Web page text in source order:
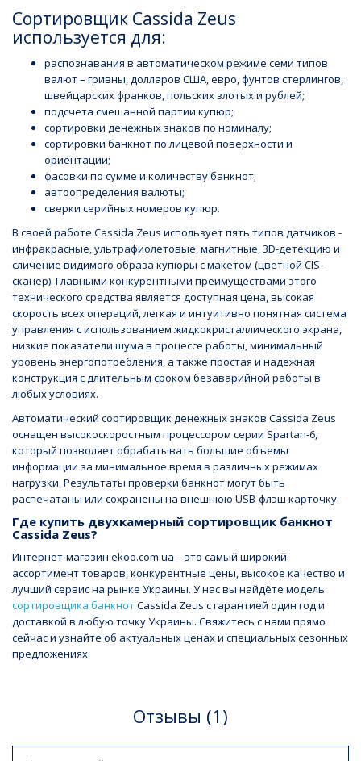
Сортировщик Cassida Zeus
используется для:
распознавания в автоматическом режиме семи типов
валют – гривны, долларов США, евро, фунтов стерлингов,
швейцарских франков, польских злотых и рублей;
подсчета смешанной партии купюр;
сортировки денежных знаков по номиналу;
сортировки банкнот по лицевой поверхности и
ориентации;
фасовки по сумме и количеству банкнот;
автоопределения валюты;
сверки серийных номеров купюр.
В своей работе Cassida Zeus использует пять типов датчиков -
инфракрасные, ультрафиолетовые, магнитные, 3D-детекцию и
сличение видимого образа купюры с макетом (цветной СIS-
сканер). Главными конкурентными преимуществами этого
технического средства является доступная цена, высокая
скорость всех операций, легкая и интуитивно понятная система
управления с использованием жидкокристаллического экрана,
низкие показатели шума в процессе работы, минимальный
уровень энергопотребления, а также простая и надежная
конструкция с длительным сроком безаварийной работы в
любых условиях.
Автоматический сортировщик денежных знаков Cassida Zeus
оснащен высокоскоростным процессором серии Spartan-6,
который позволяет обрабатывать большие объемы
информации за минимальное время в различных режимах
нагрузки. Результаты проверки банкнот могут быть
распечатаны или сохранены на внешнюю USB-флэш карточку.
Где купить двухкамерный сортировщик банкнот
Cassida Zeus?
Интернет-магазин ekoo.com.ua – это самый широкий
ассортимент товаров, конкурентные цены, высокое качество и
лучший сервис на рынке Украины. У нас вы найдёте модель
сортировщика банкнотCassida Zeus с гарантией один год и
доставкой в любую точку Украины. Свяжитесь с нами прямо
сейчас и узнайте об актуальных ценах и специальных сезонных
предложениях.
Отзывы (1)